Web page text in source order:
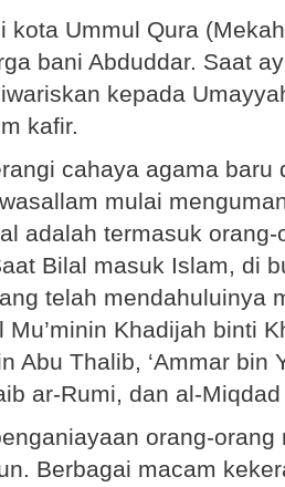
kota Ummul Qura
bani Abduddar. Saat
kepada
kafir.
cahaya agama baru
mulai
adalah termasuk
Bilal masuk Islam, di
telah mendahuluinya
Mu’minin Khadijah binti
Abu Thalib, ‘Ammar bin
ar-Rumi, dan al-
orang-
Berbagai macam